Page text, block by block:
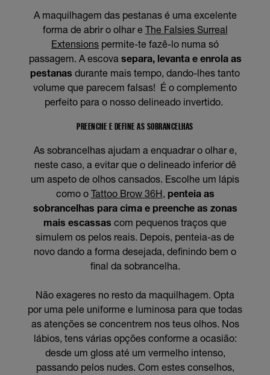
A maquilhagem das pestanas é uma excelente
forma de abrir o olhar e The Falsies Surreal
Extensions permite-te fazê-lo numa só
passagem. A escova separa, levanta e enrola as
pestanas durante mais tempo, dando-lhes tanto
volume que parecem falsas! É o complemento
perfeito para o nosso delineado invertido.
PREENCHE E DEFINE AS SOBRANCELHAS
As sobrancelhas ajudam a enquadrar o olhar e,
neste caso, a evitar que o delineado inferior dê
um aspeto de olhos cansados. Escolhe um lápis
como o Tattoo Brow 36H, penteia as
sobrancelhas para cima e preenche as zonas
mais escassas com pequenos traços que
simulem os pelos reais. Depois, penteia-as de
novo dando a forma desejada, definindo bem o
final da sobrancelha.
Não exageres no resto da maquilhagem. Opta
por uma pele uniforme e luminosa para que todas
as atenções se concentrem nos teus olhos. Nos
lábios, tens várias opções conforme a ocasião:
desde um gloss até um vermelho intenso,
passando pelos nudes. Com estes conselhos,